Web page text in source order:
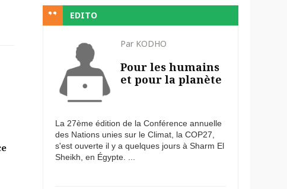
EDITO
Par KODHO
Pour les humains
et pour la planète
La 27ème édition de la Conférence annuelle
des Nations unies sur le Climat, la COP27,
s'est ouverte il y a quelques jours à Sharm El
Sheikh, en Égypte. ...